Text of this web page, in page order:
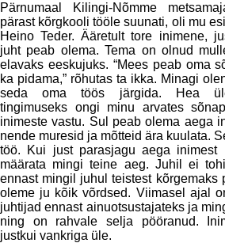
Pärnumaal Kilingi-Nõmme
pärast kõrgkooli tööle suunati, oli mu
Heino Teder. Ääretult tore inimene,
juht peab olema. Tema on olnud
elavaks eeskujuks. “Mees peab oma
ka pidama,” rõhutas ta ikka. Minagi
seda oma töös järgida. Hea
tingimuseks ongi minu arvates
inimeste vastu. Sul peab olema aega
nende muresid ja mõtteid ära kuulata.
töö. Kui just parasjagu aega inimest
määrata mingi teine aeg. Juhil ei
ennast mingil juhul teistest kõrgemaks
oleme ju kõik võrdsed. Viimasel ajal
juhtijad ennast ainuotsustajateks ja
ning on rahvale selja pööranud.
justkui vankriga üle.